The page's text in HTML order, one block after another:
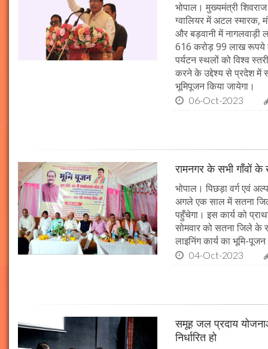
भोपाल। मुख्यमंत्री
ग्वालियर में अटल स्मारक,
और बड़वानी में
616 करोड़ 99 लाख रूपये
पर्यटन स्थलों को विश्व
करने के उद्देश्य से प्रदेश में
भूमिपूजन किया जायेगा।
06-Oct-2023
रामनगर के सभी गाँवों
भोपाल। पिछड़ा वर्ग एवं
अगले एक साल में सतना
पहुँचेगा। इस कार्य को
सोमवार को सतना जिले के
लाइनिंग कार्य का भूमि-
04-Oct-2023
समूह जल प्रदाय
निर्धारित हो